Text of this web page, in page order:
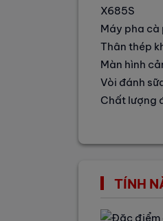
X685S
Máy pha cà
Thân thép
Màn hình
Vòi đánh
Chất lượng
TÍNH